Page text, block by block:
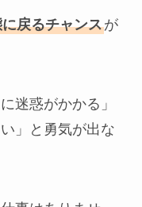
戻るチャンスが
迷惑がかかる」
」と勇気が出な